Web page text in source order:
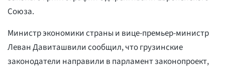
Союза.
Министр экономики страны и вице-премьер-министр
Леван Давиташвили сообщил, что грузинские
законодатели направили в парламент законопроект,